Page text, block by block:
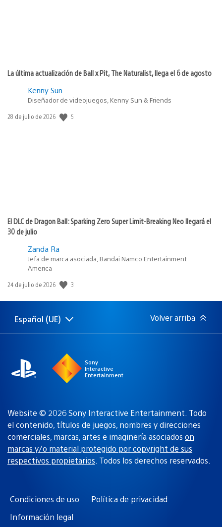
La última actualización de Ball x Pit, The Naturalist, llega el 6 de agosto
Kenny Sun
Diseñador de videojuegos, Kenny Sun & Friends
Fecha
28 de julio de 2026 5
El DLC de Dragon Ball: Sparking Zero Super Limit-Breaking Neo llegará el
30 de julio
Zanda Ra
Jefa de marca asociada, Bandai Namco Entertainment
America
Fecha
publicación:
24 de julio de 2026 3
Selecciona
una
Región
actual:
Español (UE) Volver arriba
Sony
Interactive
Entertainment
Website © 2026 Sony Interactive Entertainment. Todo
el contenido, títulos de juegos, nombres y direcciones
comerciales, marcas, artes e imaginería asociados on
marcas y/o material protegido por copyright de sus
respectivos propietarios. Todos los derechos reservados.
Condiciones de uso
Política de privacidad
Información legal